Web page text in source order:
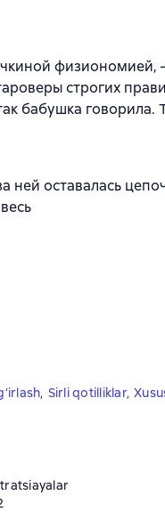
физиономией,
строгих
бабушка говорила.
оставалась
, Sirli qotilliklar,